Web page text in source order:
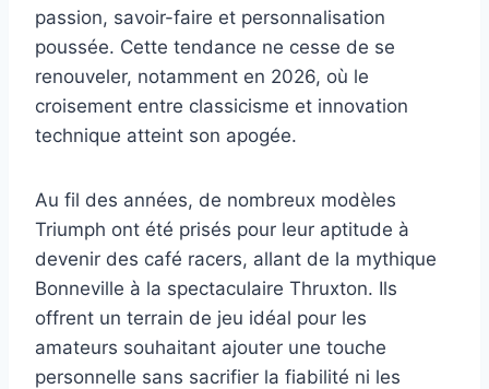
passion, savoir-faire et personnalisation
poussée. Cette tendance ne cesse de se
renouveler, notamment en 2026, où le
croisement entre classicisme et innovation
technique atteint son apogée.
Au fil des années, de nombreux modèles
Triumph ont été prisés pour leur aptitude à
devenir des café racers, allant de la mythique
Bonneville à la spectaculaire Thruxton. Ils
offrent un terrain de jeu idéal pour les
amateurs souhaitant ajouter une touche
personnelle sans sacrifier la fiabilité ni les